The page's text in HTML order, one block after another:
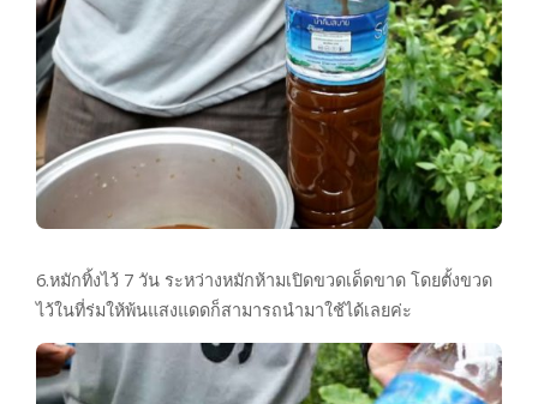
6.หมักทิ้งไว้ 7 วัน ระหว่างหมักห้ามเปิดขวดเด็ดขาด โดยตั้งขวด
ไว้ในที่ร่มให้พ้นแสงแดดก็สามารถนำมาใช้ได้เลยค่ะ